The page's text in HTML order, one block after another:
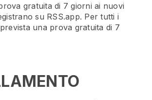
gratuita di 7 giorni ai nuovi
su RSS.app. Per tutti i
una prova gratuita di 7